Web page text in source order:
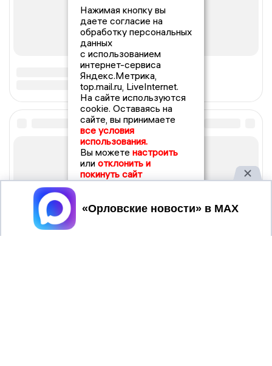
Нажимая кнопку вы
даете согласие на
обработку персональных
данных
с использованием
интернет-сервиса
Яндекс.Метрика,
top.mail.ru, LiveInternet.
На сайте используются
cookie. Оставаясь на
сайте, вы принимаете
все условия
использования.
Вы можете настроить
или отклонить и
покинуть сайт
Принять